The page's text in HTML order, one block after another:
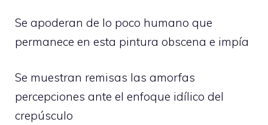
Se apoderan de lo poco humano que
permanece en esta pintura obscena e impía
Se muestran remisas las amorfas
percepciones ante el enfoque idílico del
crepúsculo